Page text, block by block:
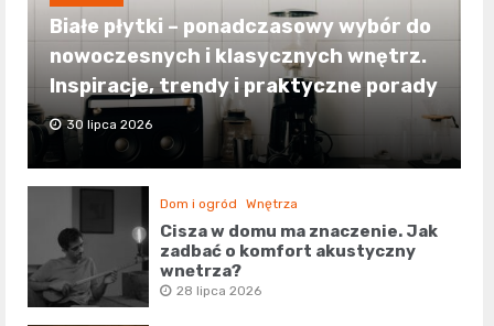
Białe płytki – ponadczasowy wybór do
nowoczesnych i klasycznych wnętrz.
Inspiracje, trendy i praktyczne porady
30 lipca 2026
Dom i ogród Wnętrza
Cisza w domu ma znaczenie. Jak
zadbać o komfort akustyczny
wnętrza?
28 lipca 2026